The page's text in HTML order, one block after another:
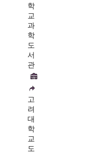
학
교
과
학
도
서
관
고
려
대
학
교
도